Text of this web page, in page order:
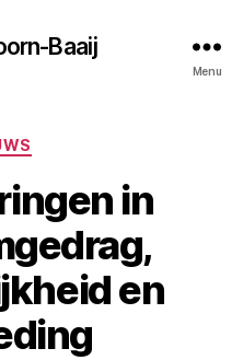
Baaij
Menu
Categorieën
in
en